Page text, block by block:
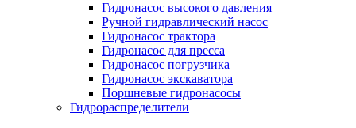
Гидронасос высокого давления
Ручной гидравлический насос
Гидронасос трактора
Гидронасос для пресса
Гидронасос погрузчика
Гидронасос экскаватора
Поршневые гидронасосы
Гидрораспределители